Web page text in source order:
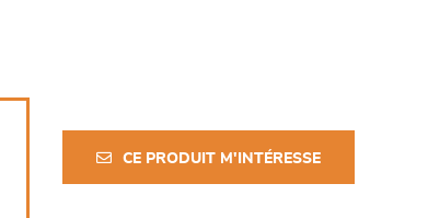
CE PRODUIT M'INTÉRESSE